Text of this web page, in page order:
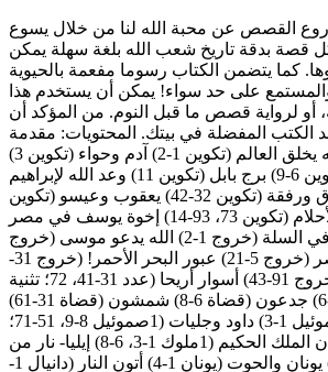
القصص عن محبة الله لنا من خلال يسوع
قصة بدقة تاريخ شعب الله بلغة سهلة يمكن
كما يتضمن الكتاب رسوما مفعمة بالحيوية
على حد سواء! يمكن أن يستخدم هذا
أو لرواية قصص ما قبل النوم. من المؤكد أن
الكتب المفضلة في بيتك. المحتويات: مقدمة
إلى العهد القديم الله يخلق العالم (تكوين 1-2) آدم وحواء (تكوين 3)
الطوفان العظيم (تكوين 6-9) برج بابل (تكوين 11) وعد الله لإبراهيم
(تكوين 11-22) إسحاق ورفقة (تكوين 32-42) يعقوب وعيسو (تكوين
52-33) يوسف والأحلام (تكوين 73، 93-14) إخوة يوسف في مصر
(تكوين 37-47) الطفل في السلة (خروج 1-2) الله يدعو موسى (خروج
2-4) الخروج من مصر (خروج 5-21) عبور البحر الأحمر! (خروج 31-
71) الوصايا العشر (خروج 91-43) أسوار أريحا (عدد 31-41، 72؛ تثنية
43؛ يشوع 1-3، 5-6) جدعون (قضاة 6-8) شمشون (قضاة 31-61)
الفتى صموئيل (1صموئيل 1-3) داود وجليات (1صموئيل 8-9، 51-71؛
مزمور 32) سليمان الملك الحكيم (1ملوك 1-3، 6-8) إيليا- نار من
السماء (1ملوك 61-91) يونان والحوت (يونان 1-4) أتون النار (دانيال 1-